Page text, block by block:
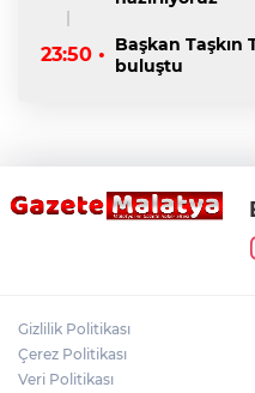
23:50 • Başkan Taşkın
buluştu
Gizlilik Politikası
Çerez Politikası
Veri Politikası